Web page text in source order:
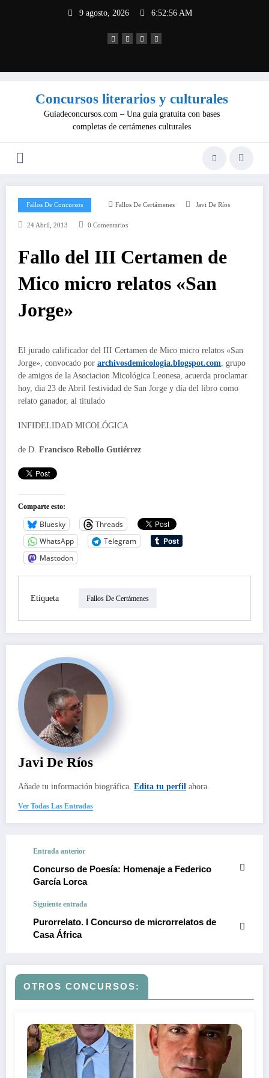
9 agosto, 2026 6:52:57 AM
Concursos literarios y culturales
Guiadeconcursos.com – Una guía gratuita con bases
completas de certámenes culturales
Fallos De Concursos Fallos De Certámenes Javi De Ríos
24 Abril, 2013 0 Comentarios
Fallo del III Certamen de
Mico micro relatos «San
Jorge»
El jurado calificador del III Certamen de Mico micro relatos «San
Jorge», convocado por archivosdemicologia.blogspot.com, grupo
de amigos de la Asociacion Micológica Leonesa, acuerda proclamar
hoy, dia 23 de Abril festividad de San Jorge y día del libro como
relato ganador, al titulado
INFIDELIDAD MICOLÓGICA
de D. Francisco Rebollo Gutiérrez
Comparte esto:
Bluesky
Threads
WhatsApp
Telegram
Mastodon
Etiqueta Fallos De Certámenes
Javi De Ríos
Añade tu información biográfica. Edita tu perfil ahora.
Ver Todas Las Entradas
Entrada anterior
Concurso de Poesía: Homenaje a Federico
García Lorca
Siguiente entrada
Purorrelato. I Concurso de microrrelatos de
Casa África
OTROS CONCURSOS: